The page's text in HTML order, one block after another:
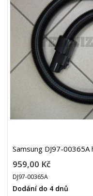
Samsung DJ97-
959,00 Kč
DJ97-00365A
Dodání do 4 dnů